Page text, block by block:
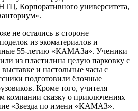
Корпоративного университета,
не остались в стороне –
из экоматериалов и
55-летию «КАМАЗа». Ученики
из пластилина целую парковку с
и настольные часы с
подготовили ёлочные
Кроме того, учителя
компании сказку о приключениях
«Звезда по имени «КАМАЗ».